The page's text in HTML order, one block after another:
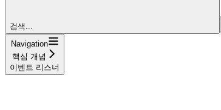
검색...
Navigation
핵심 개념
이벤트 리스너